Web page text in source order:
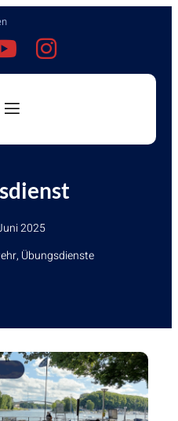
2025
, Übungsdienste